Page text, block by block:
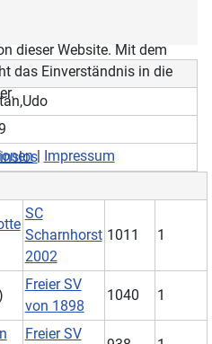
SC
Scharnhorst
2002
1011 1
Freier SV
von 1898
1040 1
Freier SV
dieser Website. Mit dem
das Einverständnis in die
| Impressum